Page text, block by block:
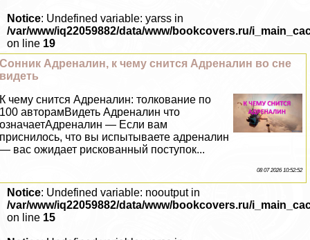
Notice: Undefined variable: yarss in
/var/www/iq22059882/data/www/bookcovers.ru/
on line 19
Сонник Адреналин, к чему снится Адреналин во сне
видеть
К чему снится Адреналин: толкование по
100 авторамВидеть Адреналин что
означаетАдреналин — Если вам
приснилось, что вы испытываете адреналин
— вас ожидает рискованный поступок...
08 07 2026 10:52:52
Notice: Undefined variable: nooutput in
/var/www/iq22059882/data/www/bookcovers.ru/
on line 15